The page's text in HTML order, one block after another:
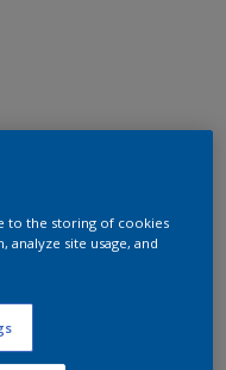
to the storing of cookies
site usage, and